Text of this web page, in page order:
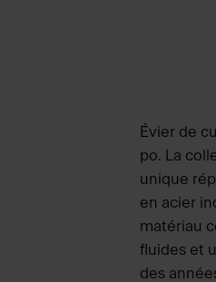
Évier de
po. La
unique
en acier
matériau
fluides et
des